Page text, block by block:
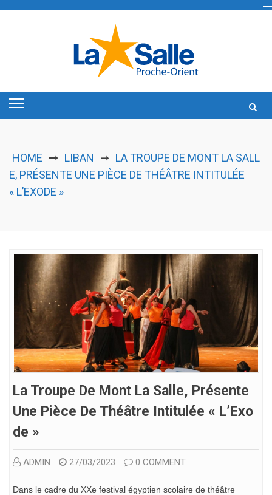
HOME LIBAN ➞ LA TROUPE DE MONT LA SALL
E, PRÉSENTE UNE PIÈCE DE THÉÂTRE INTITULÉE
« L’EXODE »
La Troupe De Mont La Salle, Présente
Une Pièce De Théâtre Intitulée « L’Exo
De »
ADMIN 27/03/2023 0 COMMENT
Dans le cadre du XXe festival égyptien scolaire de théâtre